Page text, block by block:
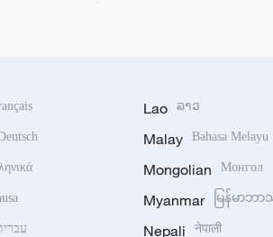
Lao ລາວ
Malay Bahasa Melayu
Mongolian Монгол
Myanmar မြန်မာဘာ
Nepali नेपाली